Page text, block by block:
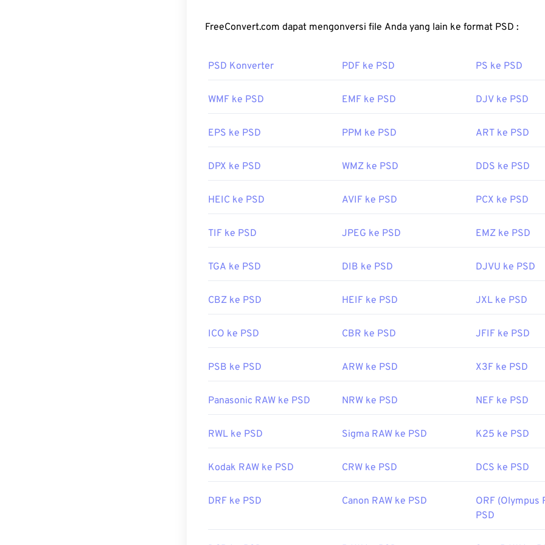
berkas dalam format yang mudah diakses. Salah satu kekurangan PSD adalah
Bagaimana cara membuka berkas PSD?
Adobe Photoshop adalah program yang paling umum digunakan untuk
sebagai GIMP
Karena ukuran berkas PSD yang besar, berkas tersebut tidak mudah
mengompresi data. Umumnya, konversi dilakukan
, yang menawarkan
Tautan yang berguna:
FreeConvert.com dapat mengonversi file Anda yang lain ke format PSD :
PSD Konverter PDF ke PSD PS ke PSD
WMF ke PSD EMF ke PSD DJV ke PSD
EPS ke PSD PPM ke PSD ART ke PSD
DPX ke PSD WMZ ke PSD DDS ke PSD
HEIC ke PSD AVIF ke PSD PCX ke PSD
TIF ke PSD JPEG ke PSD EMZ ke PSD
TGA ke PSD DIB ke PSD DJVU ke PSD
CBZ ke PSD HEIF ke PSD JXL ke PSD
ICO ke PSD CBR ke PSD JFIF ke PSD
PSB ke PSD ARW ke PSD X3F ke PSD
Panasonic RAW ke PSD NRW ke PSD NEF ke PSD
RWL ke PSD Sigma RAW ke PSD K25 ke PSD
Kodak RAW ke PSD CRW ke PSD DCS ke PSD
DRF ke PSD Canon RAW ke PSD
ORF (Olympus
PSD